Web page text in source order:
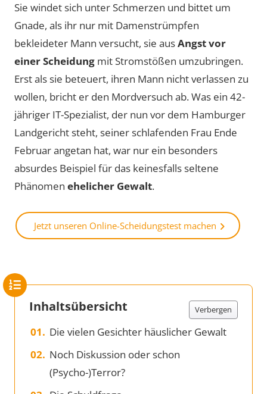
Sie windet sich unter Schmerzen und bittet um
Gnade, als ihr nur mit Damenstrümpfen
bekleideter Mann versucht, sie ausAngst vor
einer Scheidung mit Stromstößen umzubringen.
Erst als sie beteuert, ihren Mann nicht verlassen zu
wollen, bricht er den Mordversuch ab. Was ein 42-
jähriger IT-Spezialist, der nun vor dem Hamburger
Landgericht steht, seiner schlafenden Frau Ende
Februar angetan hat, war nur ein besonders
absurdes Beispiel für das keinesfalls seltene
Phänomen ehelicher Gewalt.
Jetzt unseren Online-Scheidungstest machen
Inhaltsübersicht Verbergen
Die vielen Gesichter häuslicher Gewalt
Noch Diskussion oder schon
(Psycho-)Terror?